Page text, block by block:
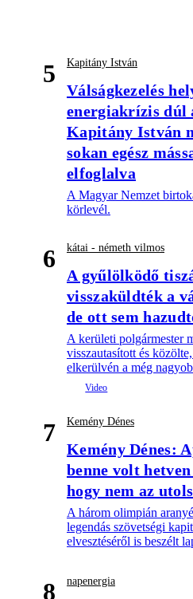
5 Kapitány István
Válságkezelés
energiakrízis dúl
Kapitány István
sokan egész
elfoglalva
A Magyar Nemzet
körlevél.
6 kátai - németh vilmos
A gyűlölködő
visszaküldték a
de ott sem
A kerületi polgármester
visszautasított és
elkerülvén a még
7 Kemény Dénes
Kemény Dénes:
benne volt
hogy nem az
A három olimpián
legendás szövetségi
elvesztéséről is beszélt
8 napenergia